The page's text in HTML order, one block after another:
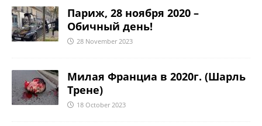
Париж, 28 ноября 2020 –
Обичный день!
28 November 2023
Милая Франциа в 2020г. (Шарль
Трене)
18 October 2023